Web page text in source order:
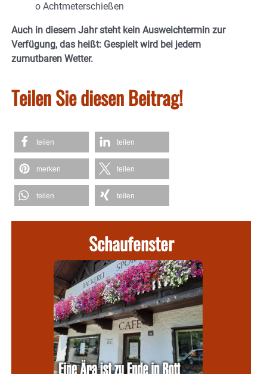
o Achtmeterschießen
Auch in diesem Jahr steht kein Ausweichtermin zur
Verfügung, das heißt: Gespielt wird bei jedem
zumutbaren Wetter.
Teilen Sie diesen Beitrag!
teilen teilen
merken teilen
teilen teilen
Schaufenster